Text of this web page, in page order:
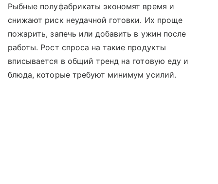
Рыбные полуфабрикаты экономят время и
снижают риск неудачной готовки. Их проще
пожарить, запечь или добавить в ужин после
работы. Рост спроса на такие продукты
вписывается в общий тренд на готовую еду и
блюда, которые требуют минимум усилий.